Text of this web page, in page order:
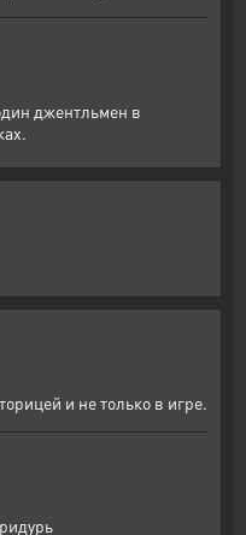
джентльмен в
и не только в игре.